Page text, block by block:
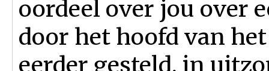
oordeel over jou over
door het hoofd van
eerder gesteld, in